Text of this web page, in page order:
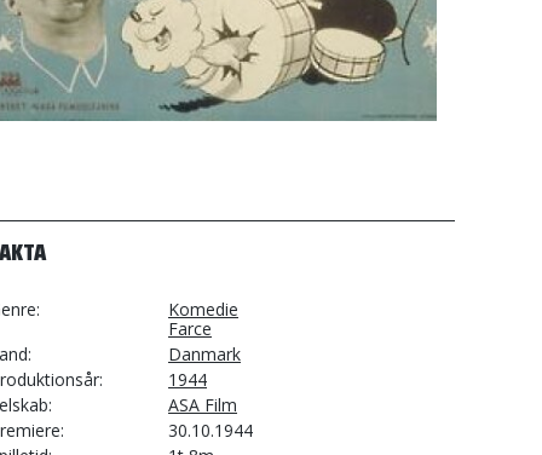
Komedie
Farce
Danmark
1944
ASA Film
30.10.1944